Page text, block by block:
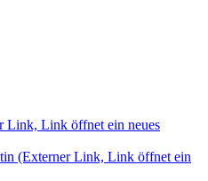
Link, Link öffnet ein neues
(Externer Link, Link öffnet ein